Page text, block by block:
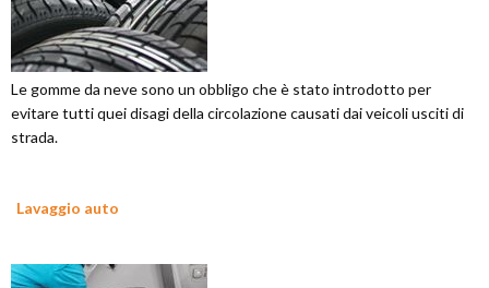
Le gomme da neve sono un obbligo che è stato introdotto per
evitare tutti quei disagi della circolazione causati dai veicoli usciti di
strada.
Lavaggio auto